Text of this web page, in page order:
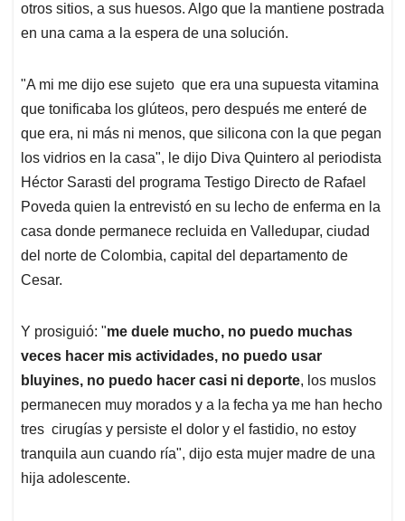
otros sitios, a sus huesos. Algo que la mantiene postrada
en una cama a la espera de una solución.
"A mi me dijo ese sujeto que era una supuesta vitamina
que tonificaba los glúteos, pero después me enteré de
que era, ni más ni menos, que silicona con la que pegan
los vidrios en la casa", le dijo Diva Quintero al periodista
Héctor Sarasti del programa Testigo Directo de Rafael
Poveda quien la entrevistó en su lecho de enferma en la
casa donde permanece recluida en Valledupar, ciudad
del norte de Colombia, capital del departamento de
Cesar.
Y prosiguió: "me duele mucho, no puedo muchas
veces hacer mis actividades, no puedo usar
bluyines, no puedo hacer casi ni deporte, los muslos
permanecen muy morados y a la fecha ya me han hecho
tres cirugías y persiste el dolor y el fastidio, no estoy
tranquila aun cuando ría", dijo esta mujer madre de una
hija adolescente.